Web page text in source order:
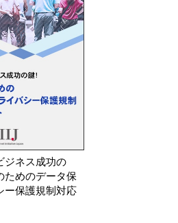
におけ
2026年 8月 6日
中国 「情報セキュ
個人情報セキュリテ
ジネス成功の
ためのデータ保
ー保護規制対応